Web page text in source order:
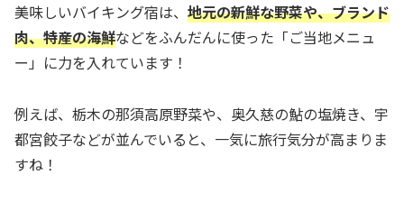
美味しいバイキング宿は、 地元の新鮮な野菜や、ブランド
肉、特産の海鮮などをふんだんに使った「ご当地メニュ
ー」に力を入れています！
例えば、栃木の那須高原野菜や、奥久慈の鮎の塩焼き、宇
都宮餃子などが並んでいると、一気に旅行気分が高まりま
すね！